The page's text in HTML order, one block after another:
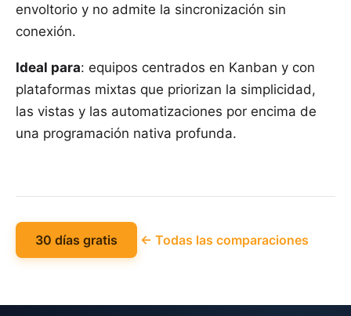
envoltorio y no admite la sincronización sin
conexión.
Ideal para: equipos centrados en Kanban y con
plataformas mixtas que priorizan la simplicidad,
las vistas y las automatizaciones por encima de
una programación nativa profunda.
30 días gratis ← Todas las comparaciones